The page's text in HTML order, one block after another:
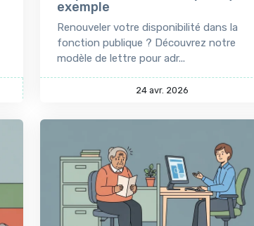
exemple
Renouveler votre disponibilité dans la
fonction publique ? Découvrez notre
modèle de lettre pour adr...
24 avr. 2026